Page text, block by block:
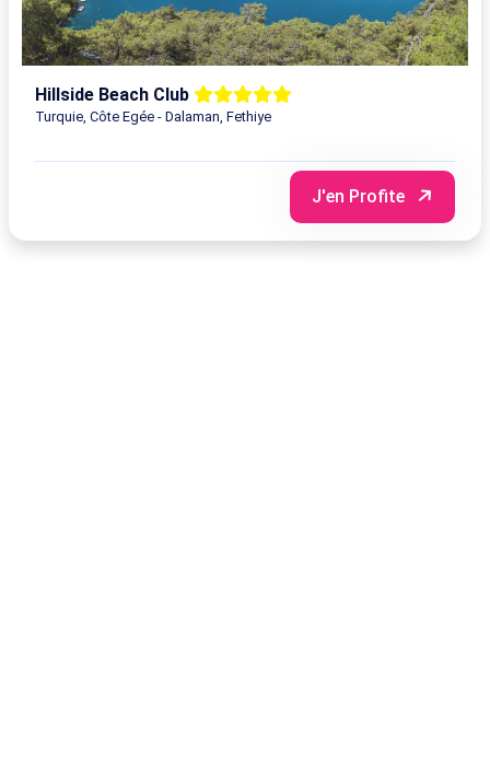
Hillside Beach Club
Turquie, Côte Egée - Dalaman, Fethiye
J'en Profite